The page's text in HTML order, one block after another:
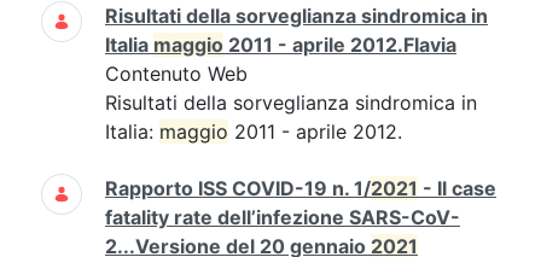
Risultati della sorveglianza sindromica in
Italia maggio 2011 - aprile 2012.Flavia
Contenuto Web
Risultati della sorveglianza sindromica in
Italia: maggio 2011 - aprile 2012.
Rapporto ISS COVID-19 n. 1/2021 - Il case
fatality rate dell’infezione SARS-CoV-
2...Versione del 20 gennaio 2021